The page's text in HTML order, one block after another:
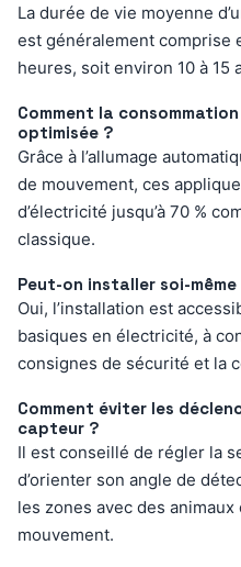
La durée de vie moyenne
est généralement comprise
heures, soit environ 10 à 15
Comment la
optimisée ?
Grâce à l’allumage
de mouvement, ces
d’électricité jusqu’à 70 %
classique.
Peut-on installer soi-
Oui, l’installation est
basiques en électricité, à
consignes de sécurité et la
Comment éviter les
capteur ?
Il est conseillé de régler la
d’orienter son angle de
les zones avec des
mouvement.